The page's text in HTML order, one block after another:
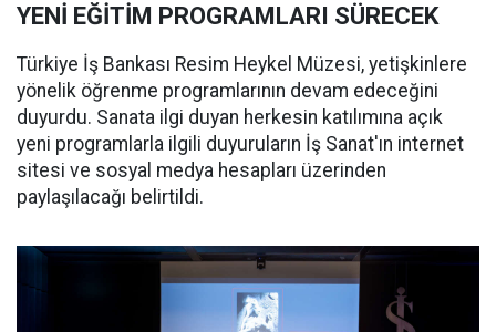
YENİ EĞİTİM PROGRAMLARI SÜRECEK
Türkiye İş Bankası Resim Heykel Müzesi, yetişkinlere
yönelik öğrenme programlarının devam edeceğini
duyurdu. Sanata ilgi duyan herkesin katılımına açık
yeni programlarla ilgili duyuruların İş Sanat'ın internet
sitesi ve sosyal medya hesapları üzerinden
paylaşılacağı belirtildi.